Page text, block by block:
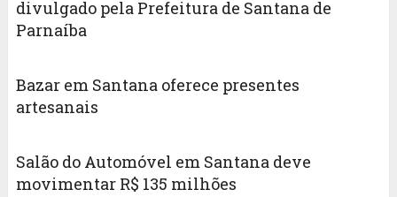
divulgado pela Prefeitura de Santana de
Parnaíba
Bazar em Santana oferece presentes
artesanais
Salão do Automóvel em Santana deve
movimentar R$ 135 milhões